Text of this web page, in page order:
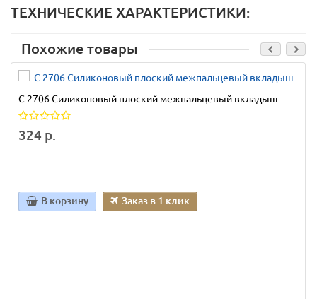
ТЕХНИЧЕСКИЕ ХАРАКТЕРИСТИКИ:
Похожие товары
С 2706 Силиконовый плоский межпальцевый вкладыш
324 р.
В корзину Заказ в 1 клик